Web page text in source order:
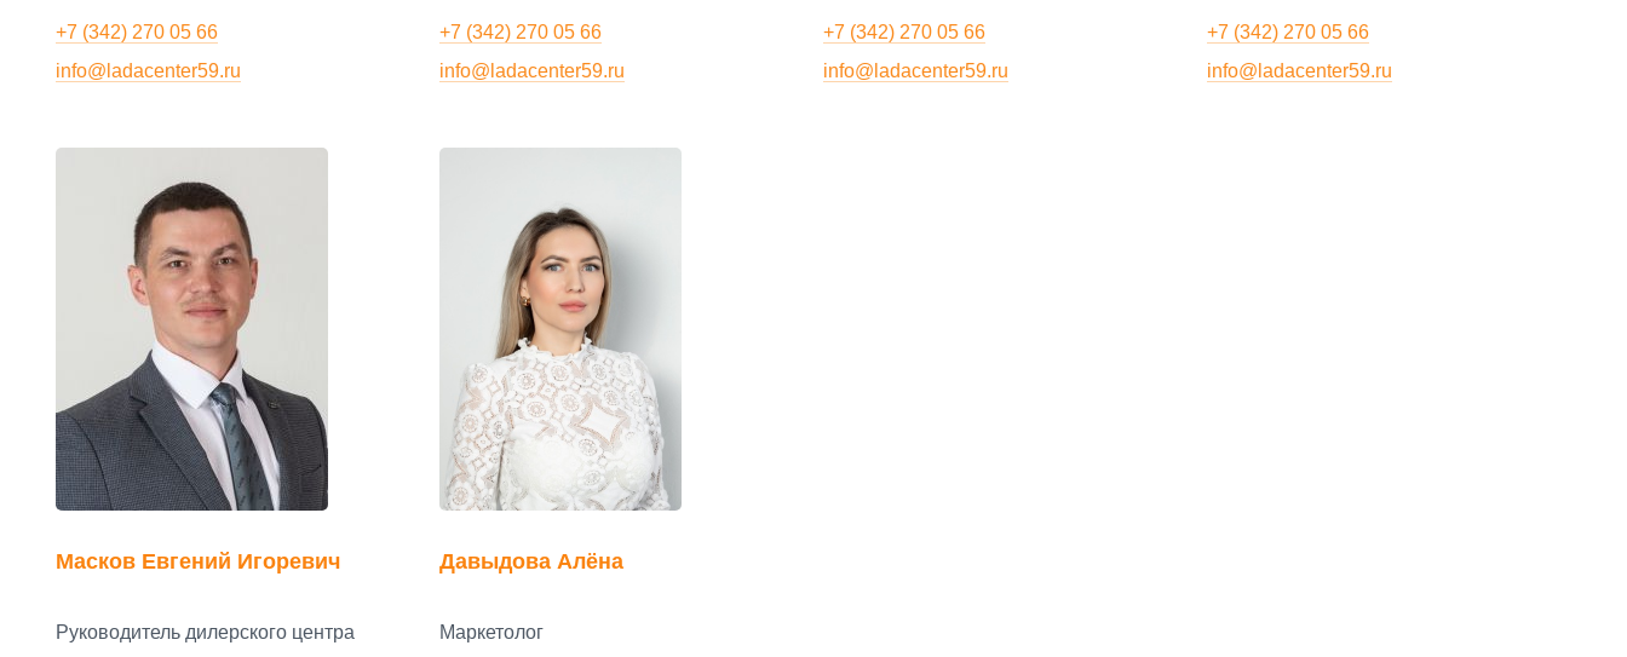
+7 (342) 270 05 66
info@ladacenter59.ru
+7 (342) 270 05 66
info@ladacenter59.ru
+7 (342) 270 05 66
info@ladacenter59.ru
+7 (342) 270 05 66
info@ladacenter59.ru
Масков Евгений Игоревич
Руководитель дилерского центра
Давыдова Алёна
Маркетолог